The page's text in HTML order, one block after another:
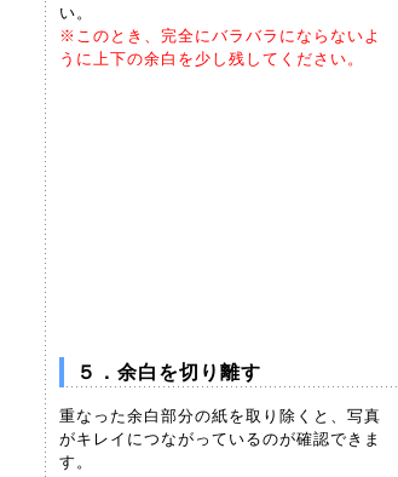
い。
※このとき、完全にバラバラにならないよ
うに上下の余白を少し残してください。
５．余白を切り離す
重なった余白部分の紙を取り除くと、写真
がキレイにつながっているのが確認できま
す。